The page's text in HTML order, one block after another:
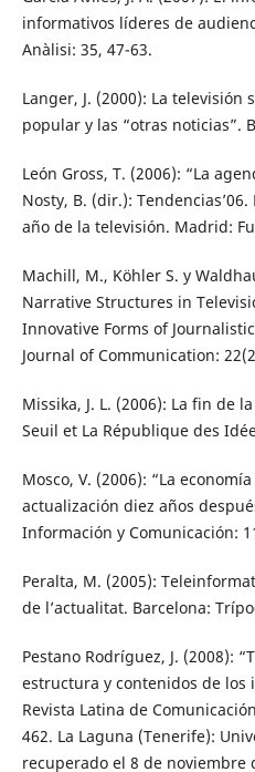
informativos líderes de
Anàlisi: 35, 47-63.
Langer, J. (2000): La
popular y las “otras noticias”.
León Gross, T. (2006): “La
Nosty, B. (dir.):
año de la televisión. Madrid:
Machill, M., Köhler S. y
Narrative Structures in
Innovative Forms of
Journal of Communication:
Missika, J. L. (2006): La fin de
Seuil et La République des
Mosco, V. (2006): “La
actualización diez años
Información y Comunicación:
Peralta, M. (2005):
de l’actualitat. Barcelona:
Pestano Rodríguez, J. (2008):
estructura y contenidos de los
Revista Latina de
462. La Laguna (Tenerife):
recuperado el 8 de noviembre